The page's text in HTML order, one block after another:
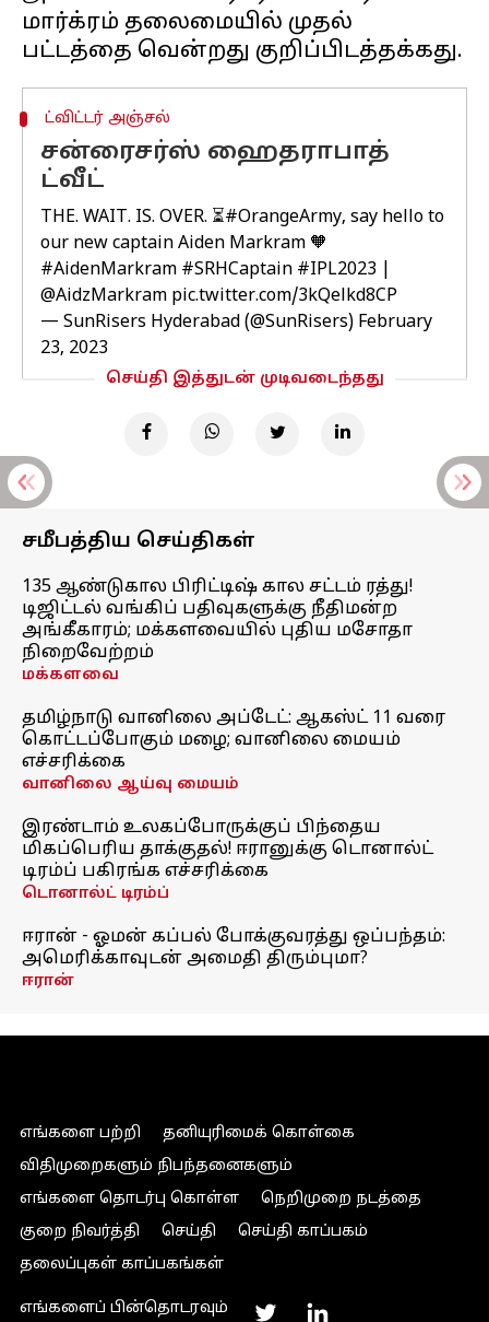
மார்க்ரம் தலைமையில் முதல்
ட்விட்டர் அஞ்சல்
சன்ரைசர்ஸ் ஹைதராபாத்
ட்வீட்
THE. WAIT. IS. OVER. ⏳#OrangeArmy, say hello to
our new captain Aiden Markram 🧡
#AidenMarkram #SRHCaptain #IPL2023
@AidzMarkram pic.twitter.com/3kQelkd8CP
— SunRisers Hyderabad (@SunRisers) February
23, 2023
செய்தி இத்துடன் முடிவடைந்தது
சமீபத்திய செய்திகள்
135 ஆண்டுகால பிரிட்டிஷ் கால சட்டம் ரத்து!
டிஜிட்டல் வங்கிப் பதிவுகளுக்கு நீதிமன்ற
அங்கீகாரம்; மக்களவையில் புதிய மசோதா
நிறைவேற்றம்
மக்களவை
தமிழ்நாடு வானிலை அப்டேட்: ஆகஸ்ட் 11 வரை
கொட்டப்போகும் மழை; வானிலை மையம்
எச்சரிக்கை
வானிலை ஆய்வு மையம்
இரண்டாம் உலகப்போருக்குப் பிந்தைய
மிகப்பெரிய தாக்குதல்! ஈரானுக்கு டொனால்ட்
டிரம்ப் பகிரங்க எச்சரிக்கை
டொனால்ட் டிரம்ப்
ஈரான் - ஓமன் கப்பல் போக்குவரத்து ஒப்பந்தம்:
அமெரிக்காவுடன் அமைதி திரும்புமா?
ஈரான்
எங்களை பற்றி
தனியுரிமைக் கொள்கை
விதிமுறைகளும் நிபந்தனைகளும்
எங்களை தொடர்பு கொள்ள
நெறிமுறை நடத்தை
குறை நிவர்த்தி
செய்தி
செய்தி காப்பகம்
தலைப்புகள் காப்பகங்கள்
எங்களைப் பின்தொடரவும்